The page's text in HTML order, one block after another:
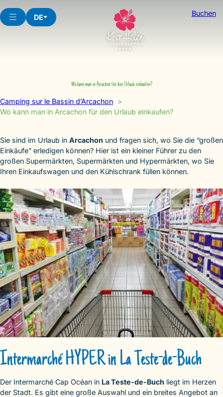
to
content
DE Buchen
Wo kann man in Arcachon für den Urlaub einkaufen?
Camping sur le Bassin d’Arcachon
Wo kann man in Arcachon für den Urlaub einkaufen?
Sie sind im Urlaub in Arcachon und fragen sich, wo Sie die “großen
Einkäufe” erledigen können? Hier ist ein kleiner Führer zu den
großen Supermärkten, Supermärkten und Hypermärkten, wo Sie
Ihren Einkaufswagen und den Kühlschrank füllen können.
Intermarché HYPER in La Teste-de-Buch
Der Intermarché Cap Océan in La Teste-de-Buch liegt im Herzen
der Stadt. Es gibt eine große Auswahl und ein breites Angebot an